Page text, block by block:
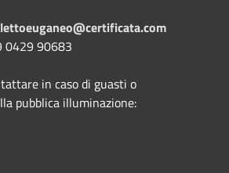
0429 90683
in caso di guasti o
pubblica illuminazione: